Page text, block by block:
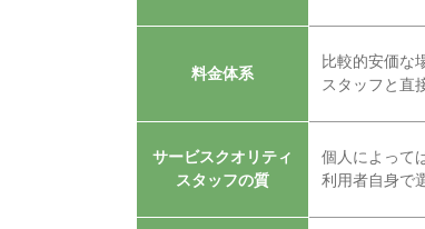
料金体系
比較的安価な
スタッフと直
サービスクオリティ
スタッフの質
個人によって
利用者自身で